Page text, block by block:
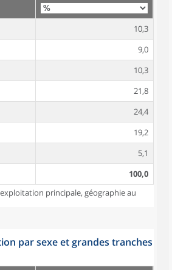
10,3
9,0
10,3
21,8
24,4
19,2
5,1
100,0
exploitation principale, géographie au
par sexe et grandes tranches